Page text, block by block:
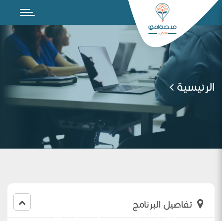
الرئيسية
اللقاء الأول بمشرفات القيادة ومديرات
تفاصيل البرنامج